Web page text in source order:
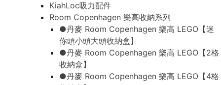
KiahLoc吸力配件
Room Copenhagen 樂高收納系列
●丹麥 Room Copenhagen 樂高 LEGO【迷
你頭小頭大頭收納盒】
●丹麥 Room Copenhagen 樂高 LEGO【2格
收納盒】
●丹麥 Room Copenhagen 樂高 LEGO【4格